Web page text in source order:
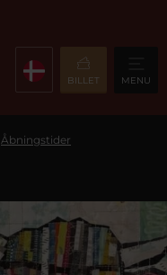
BILLET MENU
Åbningstider